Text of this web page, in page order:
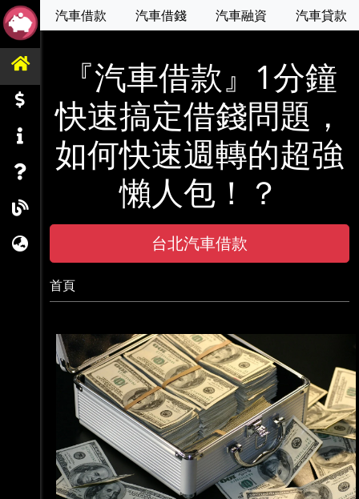
汽車借款 汽車借錢 汽車融資 汽車貸款
『汽車借款』1分鐘
快速搞定借錢問題，
如何快速週轉的超強
懶人包！？
台北汽車借款
首頁